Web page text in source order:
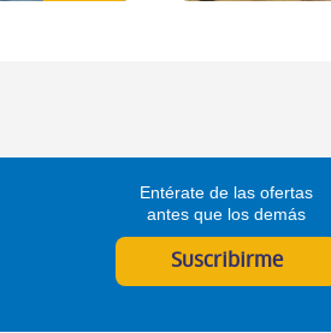
Entérate de las ofertas
antes que los demás
Suscribirme